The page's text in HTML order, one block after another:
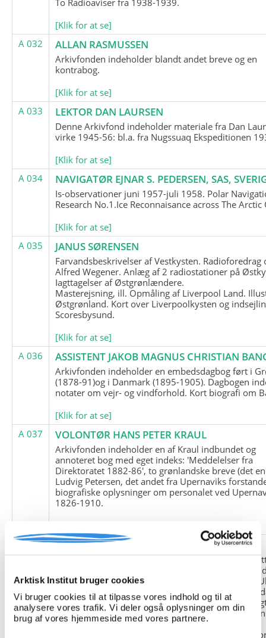
Arktisk Institut bruger cookies
Vi bruger cookies til at tilpasse vores indhold og til at
analysere vores trafik. Vi deler også oplysninger om din
brug af vores hjemmeside med vores partnere.
[Klik for at se]
A 032
ALLAN RASMUSSEN
Arkivfonden indeholder blandt andet breve og en
kontrabog.
[Klik for at se]
A 033
LEKTOR DAN LAURSEN
Denne Arkivfond indeholder materiale fra Dan
virke 1945-56: bl.a. fra Nugssuaq Ekspeditionen
[Klik for at se]
A 034
NAVIGATØR EJNAR S. PEDERSEN, SAS,
Is-observationer juni 1957-juli 1958. Polar
Research No.1.Ice Reconnaisance across The Arctic
[Klik for at se]
A 035
JANUS SØRENSEN
Farvandsbeskrivelser af Vestkysten. Radioforedrag
Alfred Wegener. Anlæg af 2 radiostationer på
Iagttagelser af Østgrønlændere.
Masterejsning, ill. Opmåling af Liverpool Land.
Østgrønland. Kort over Liverpoolkysten og
Scoresbysund.
[Klik for at se]
A 036
ASSISTENT JAKOB MAGNUS CHRISTIAN
Arkivfonden indeholder en embedsdagbog ført i
(1878-91)og i Danmark (1895-1905). Dagbogen
notater om vejr- og vindforhold. Kort biografi om
[Klik for at se]
A 037
VOLONTØR HANS PETER KRAUL
Arkivfonden indeholder en af Kraul indbundet og
annoteret bog med eget indeks: 'Meddelelser fra
Direktoratet 1882-86', to grønlandske breve (det
Ludvig Petersen, det andet fra Upernaviks
biografiske oplysninger om personalet ved
1826-1910.
A 038
FRIEDRICH LITTMANN
Denne arkivfond indeholder en kopi af Friedrich
upublicerede erindringer. Originalen befinder sig i
tyske historiker Franz Selingers privatarkiv i byen
Tyskland. Friedrich Littmann var en af de tyske
der var med i vejrstationen "Holzauge" i Hansa
Nordøstgrønland under Anden Verdenskrig.
"Holzauge" blev opdaget af Nordøstgrønlands
Slædepatrulje med Eli Knudsen som medlem og